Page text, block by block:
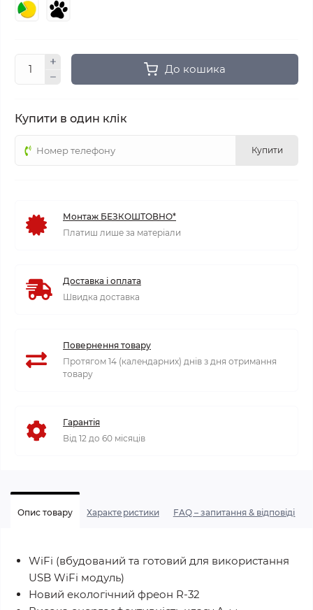
До кошика
Купити в один клік
Купити
Монтаж БЕЗКОШТОВНО*
Платиш лише за матеріали
Доставка і оплата
Швидка доставка
Повернення товару
Протягом 14 (календарних) днів з дня отримання
товару
Гарантія
Від 12 до 60 місяців
Опис товару Характеристики FAQ – запитання & відповіді
WiFi (вбудований та готовий для використання
USB WiFi модуль)
Новий екологічний фреон R-32